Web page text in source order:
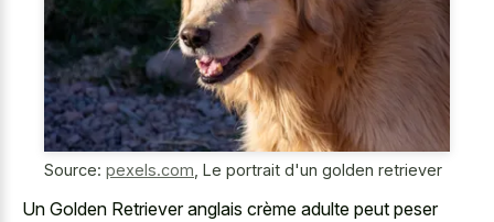
Source: pexels.com, Le portrait d'un golden retriever
Un Golden Retriever anglais crème adulte peut peser